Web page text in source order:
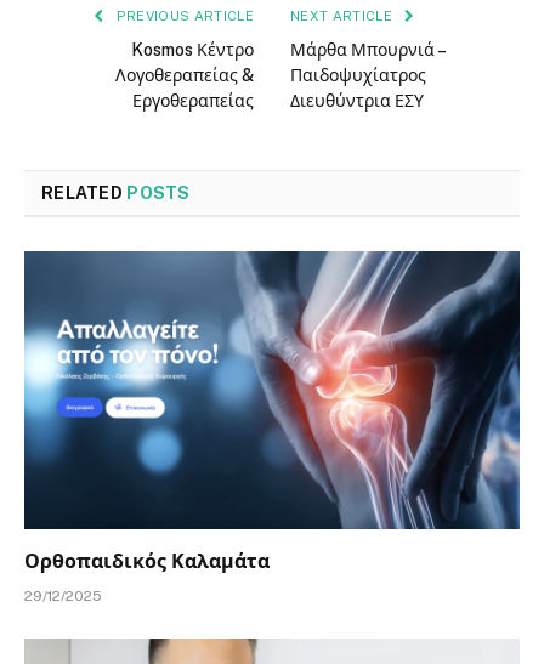
PREVIOUS ARTICLE
Kosmos Κέντρο
Λογοθεραπείας &
Εργοθεραπείας
NEXT ARTICLE
Μάρθα Μπουρνιά –
Παιδοψυχίατρος
Διευθύντρια ΕΣΥ
RELATED POSTS
Ορθοπαιδικός Καλαμάτα
29/12/2025